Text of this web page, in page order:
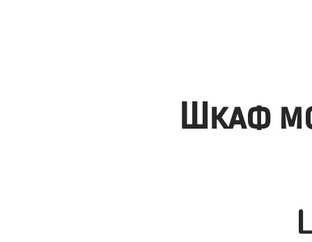
Шкаф